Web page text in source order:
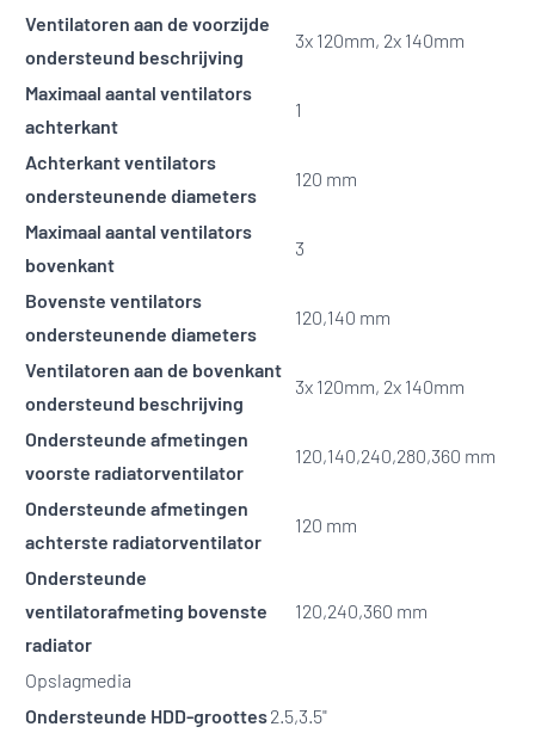
Ventilatoren aan de voorzijde
ondersteund beschrijving
3x 120mm, 2x 140mm
Maximaal aantal ventilators
achterkant
1
Achterkant ventilators
ondersteunende diameters
120 mm
Maximaal aantal ventilators
bovenkant
3
Bovenste ventilators
ondersteunende diameters
120,140 mm
Ventilatoren aan de bovenkant
ondersteund beschrijving
3x 120mm, 2x 140mm
Ondersteunde afmetingen
voorste radiatorventilator
120,140,240,280,360 mm
Ondersteunde afmetingen
achterste radiatorventilator
120 mm
Ondersteunde
ventilatorafmeting bovenste
radiator
120,240,360 mm
Opslagmedia
Ondersteunde HDD-groottes2.5,3.5"